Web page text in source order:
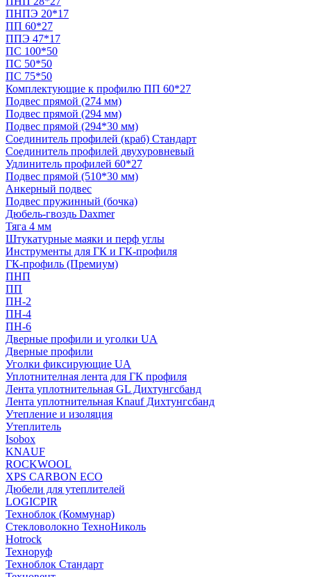
ПНПЭ 20*17
ПП 60*27
ППЭ 47*17
ПС 100*50
ПС 50*50
ПС 75*50
Комплектующие к профилю ПП 60*27
Подвес прямой (274 мм)
Подвес прямой (294 мм)
Подвес прямой (294*30 мм)
Соединитель профилей (краб) Стандарт
Соединитель профилей двухуровневый
Удлинитель профилей 60*27
Подвес прямой (510*30 мм)
Анкерный подвес
Подвес пружинный (бочка)
Дюбель-гвоздь Daxmer
Тяга 4 мм
Штукатурные маяки и перф углы
Инструменты для ГК и ГК-профиля
ГК-профиль (Премиум)
ПНП
ПП
ПН-2
ПН-4
ПН-6
Дверные профили и уголки UA
Дверные профили
Уголки фиксирующие UA
Уплотнителная лента для ГК профиля
Лента уплотнительная GL Дихтунгсбанд
Лента уплотнительная Knauf Дихтунгсбанд
Утепление и изоляция
Утеплитель
Isobox
KNAUF
ROCKWOOL
XPS CARBON ECO
Дюбели для утеплителей
LOGICPIR
Техноблок (Коммунар)
Стекловолокно ТехноНиколь
Hotrock
Технoруф
Техноблок Стандарт